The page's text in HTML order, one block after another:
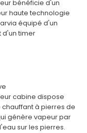
bénéficie d'un
haute technologie
équipé d'un
d'un timer
cabine dispose
à pierres de
génère vapeur par
sur les pierres.